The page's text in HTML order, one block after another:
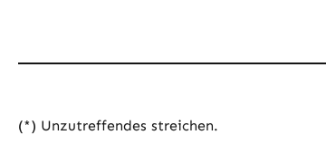
(*) Unzutreffendes streichen.